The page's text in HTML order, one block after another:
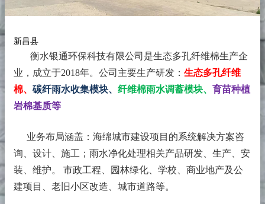
新昌县
衡水银通环保科技有限公司是生态多孔纤维棉生产企
业，成立于2018年。 公司主要生产研发： 生态多孔纤维
棉、 碳纤雨水收集模块、 纤维棉雨水调蓄模块、 育苗种植
岩棉基质等
业务布局涵盖：海绵城市建设项目的系统解决方案咨
询、设计、施工；雨水净化处理相关产品研发、生产、安
装、维护。 市政工程、园林绿化、学校、商业地产及公
建项目、老旧小区改造、城市道路等。